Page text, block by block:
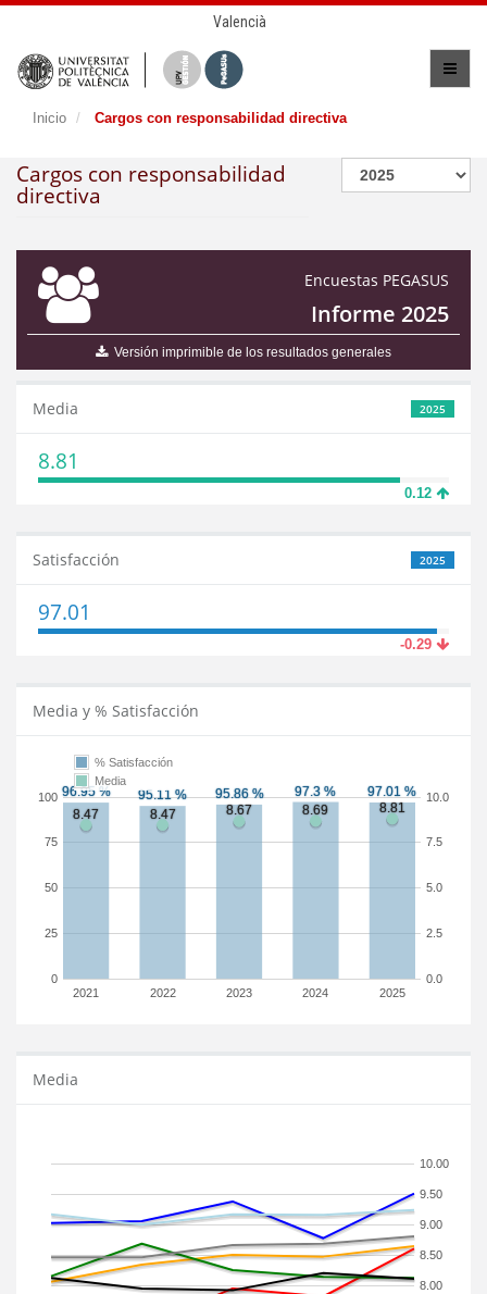
Valencià
Inicio Cargos con responsabilidad directiva
Cargos con responsabilidad
directiva
Encuestas PEGASUS
Informe 2025
Versión imprimible de los resultados generales
2025
Media
8.81
0.12
2025
Satisfacción
97.01
-0.29
Media y % Satisfacción
2021 2022 2023 2024 2025
0
25
50
75
100
0.0
2.5
5.0
7.5
10.0
% Satisfacción
Media
Media
8.00
8.50
9.00
9.50
10.00